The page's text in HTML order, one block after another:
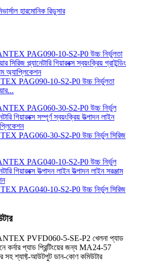
হারমোনিক রিডুসার
PAG090-10-S2-P0 উচ্চ নির্ভুলতা
PAG060-30-S2-P0 উচ্চ নির্ভুল সিরিজ
PAG040-10-S2-P0 উচ্চ নির্ভুল সিরিজ